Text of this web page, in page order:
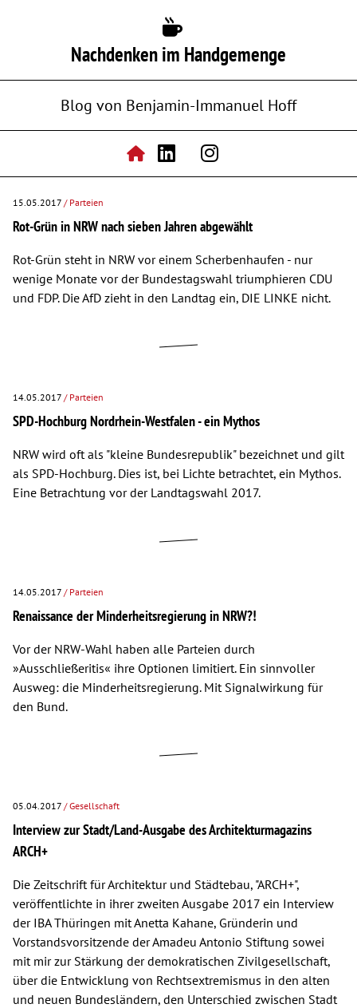
Nachdenken im Handgemenge
Blog von Benjamin-Immanuel Hoff
15.05.2017 / Parteien
Rot-Grün in NRW nach sieben Jahren abgewählt
Rot-Grün steht in NRW vor einem Scherbenhaufen - nur
wenige Monate vor der Bundestagswahl triumphieren CDU
und FDP. Die AfD zieht in den Landtag ein, DIE LINKE nicht.
14.05.2017 / Parteien
SPD-Hochburg Nordrhein-Westfalen - ein Mythos
NRW wird oft als "kleine Bundesrepublik" bezeichnet und gilt
als SPD-Hochburg. Dies ist, bei Lichte betrachtet, ein Mythos.
Eine Betrachtung vor der Landtagswahl 2017.
14.05.2017 / Parteien
Renaissance der Minderheitsregierung in NRW?!
Vor der NRW-Wahl haben alle Parteien durch
»Ausschließeritis« ihre Optionen limitiert. Ein sinnvoller
Ausweg: die Minderheitsregierung. Mit Signalwirkung für
den Bund.
05.04.2017 / Gesellschaft
Interview zur Stadt/Land-Ausgabe des Architekturmagazins
ARCH+
Die Zeitschrift für Architektur und Städtebau, "ARCH+",
veröffentlichte in ihrer zweiten Ausgabe 2017 ein Interview
der IBA Thüringen mit Anetta Kahane, Gründerin und
Vorstandsvorsitzende der Amadeu Antonio Stiftung sowei
mit mir zur Stärkung der demokratischen Zivilgesellschaft,
über die Entwicklung von Rechtsextremismus in den alten
und neuen Bundesländern, den Unterschied zwischen Stadt